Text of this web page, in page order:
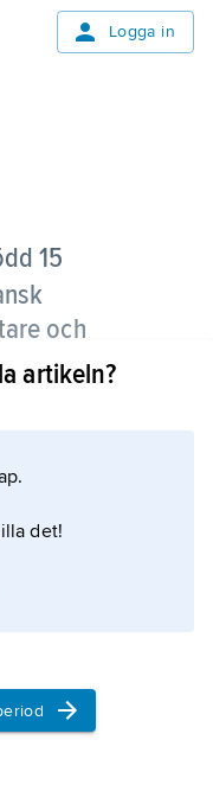
Logga in
15
och
han slog
artikeln?
det!